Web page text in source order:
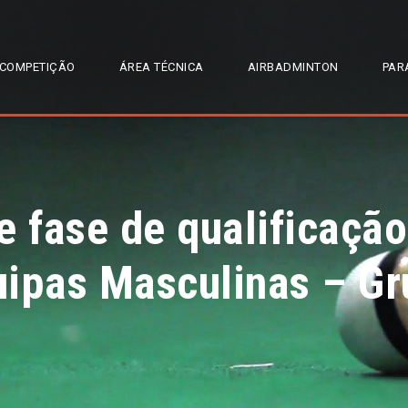
ÁREA TÉCNICA AIRBADMINTON
fase de
Masculinas –